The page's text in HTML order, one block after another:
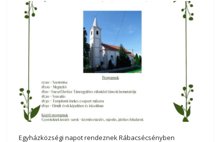
Egyházközségi napot rendeznek Rábacsécsényben